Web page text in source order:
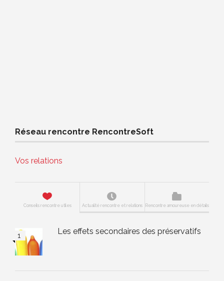
Réseau rencontre RencontreSoft
Vos relations
Conseils rencontre utiles Actualité rencontre et relations Rencontre amoureuse en détails
Les effets secondaires des préservatifs